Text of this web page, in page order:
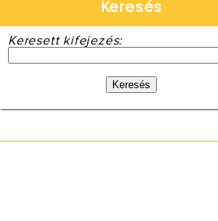
Keresés
Keresett kifejezés: